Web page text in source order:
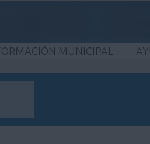
MUNICIPAL